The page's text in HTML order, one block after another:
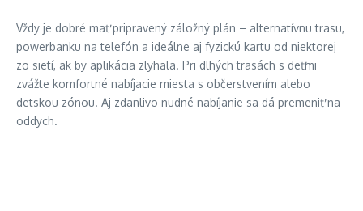
Vždy je dobré mať pripravený záložný plán – alternatívnu trasu,
powerbanku na telefón a ideálne aj fyzickú kartu od niektorej
zo sietí, ak by aplikácia zlyhala. Pri dlhých trasách s deťmi
zvážte komfortné nabíjacie miesta s občerstvením alebo
detskou zónou. Aj zdanlivo nudné nabíjanie sa dá premeniť na
oddych.